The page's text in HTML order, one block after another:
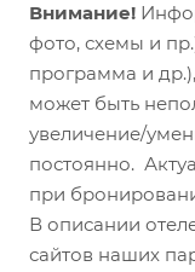
Внимание!
фото, схемы и
программа и др.),
может быть
увеличение/
постоянно.
при
В описании
сайтов наших